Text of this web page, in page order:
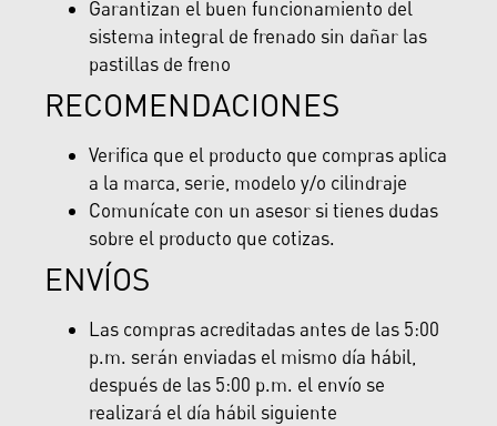
Garantizan el buen funcionamiento del
sistema integral de frenado sin dañar las
pastillas de freno
RECOMENDACIONES
Verifica que el producto que compras aplica
a la marca, serie, modelo y/o cilindraje
Comunícate con un asesor si tienes dudas
sobre el producto que cotizas.
ENVÍOS
Las compras acreditadas antes de las 5:00
p.m. serán enviadas el mismo día hábil,
después de las 5:00 p.m. el envío se
realizará el día hábil siguiente